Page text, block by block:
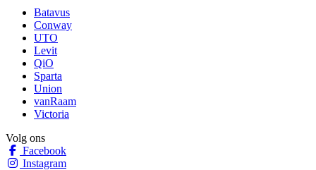
Batavus
Conway
UTO
Levit
QiO
Sparta
Union
vanRaam
Victoria
Volg ons
Facebook
Instagram